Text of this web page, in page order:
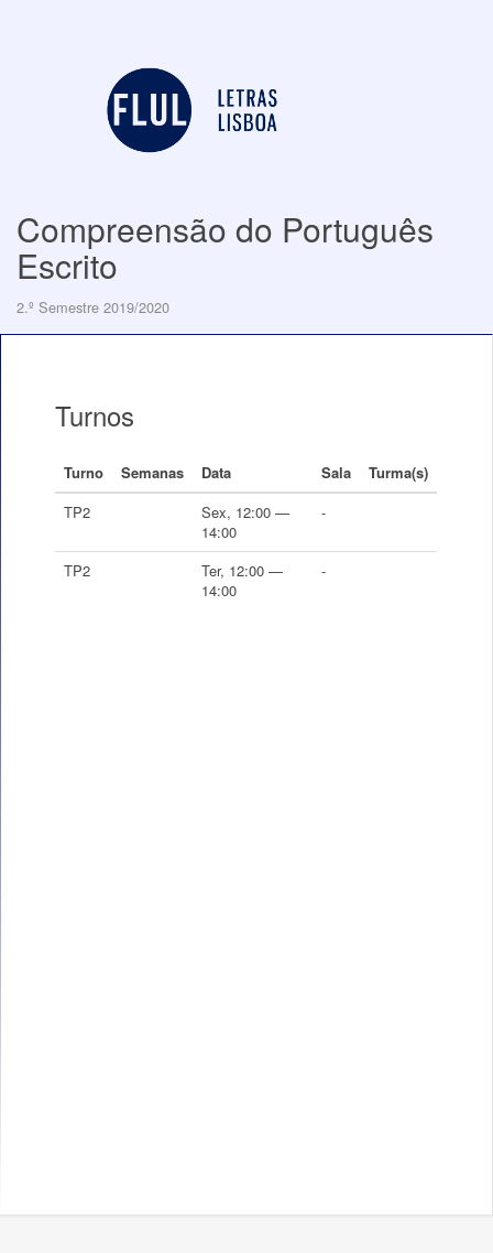
Compreensão do Português
Escrito
2.º Semestre 2019/2020
Turnos
Turno Semanas Data Sala
Turma(s)
TP2
Sex, 12:00 —
14:00
-
TP2
Ter, 12:00 —
14:00
-